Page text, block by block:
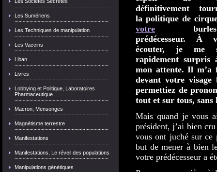
Les Sumériens
Les Techniques de manipulation
Les Vaccins
Liban
Livres
Lobbying et Politique, Laboratoires
Pharmaceutique
Macron, Mensonges
Magnétisme terrestre
Manifestations
Manifestations, Le réveil des populations
Manipulations génétiques
définitivement
la politique de
votre
prédécesseur. À
écouter, je me
rapidement surpris
mon attente. Il m’a
devant votre visage
permettiez de
tout et sur tous,
Mais quand je vous
président, j’ai bien
vous ont juché sur ce
but de mener à bien
votre prédécesseur a